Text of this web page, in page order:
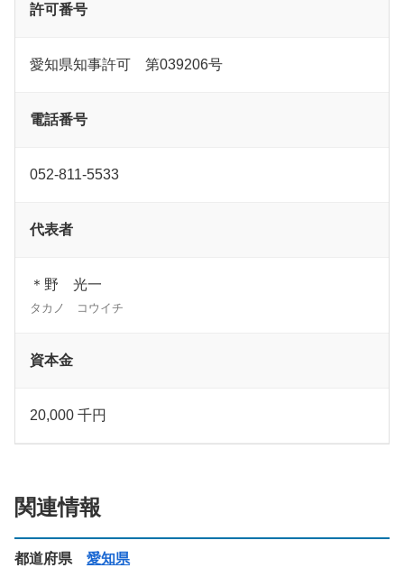
許可番号
愛知県知事許可 第039206号
電話番号
052-811-5533
代表者
＊野 光一
タカノ コウイチ
資本金
20,000 千円
関連情報
都道府県 愛知県